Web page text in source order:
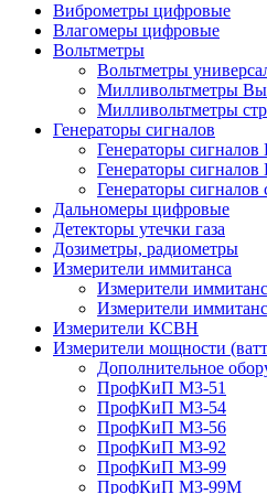
Виброметры цифровые
Влагомеры цифровые
Вольтметры
Вольтметры
Милливольтметры
Милливольтметры
Генераторы сигналов
Генераторы сигналов
Генераторы
Генераторы
Дальномеры цифровые
Детекторы утечки газа
Дозиметры, радиометры
Измерители иммитанса
Измерители
Измерители
Измерители КСВН
Измерители мощности
Дополнительное
ПрофКиП М3-51
ПрофКиП М3-54
ПрофКиП М3-56
ПрофКиП М3-92
ПрофКиП М3-99
ПрофКиП М3-99М